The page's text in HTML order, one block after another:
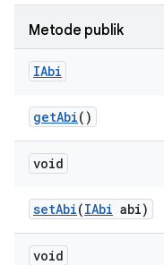
Metode publik
IAbi
getAbi()
void
setAbi(IAbi abi)
void